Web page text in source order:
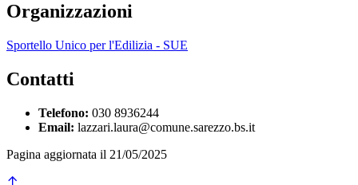
Organizzazioni
Sportello Unico per l'Edilizia - SUE
Contatti
Telefono: 030 8936244
Email: lazzari.laura@comune.sarezzo.bs.it
Pagina aggiornata il 21/05/2025